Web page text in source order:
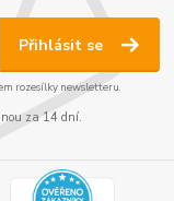
Přihlásit se
rozesílky newsletteru.
za 14 dní.